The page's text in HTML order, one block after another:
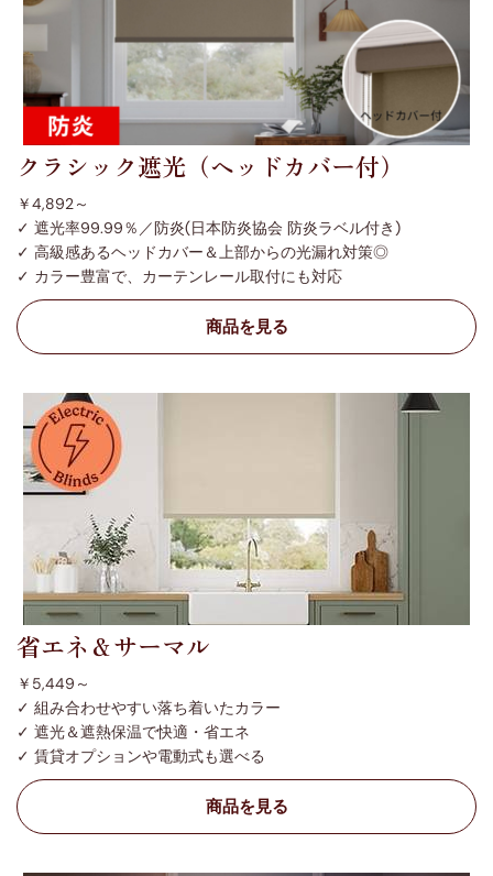
クラシック遮光（ヘッドカバー付）
￥4,892～
✓ 遮光率99.99％／防炎(日本防炎協会 防炎ラベル付き)
✓ 高級感あるヘッドカバー＆上部からの光漏れ対策◎
✓ カラー豊富で、カーテンレール取付にも対応
商品を見る
省エネ＆サーマル
￥5,449～
✓ 組み合わせやすい落ち着いたカラー
✓ 遮光＆遮熱保温で快適・省エネ
✓ 賃貸オプションや電動式も選べる
商品を見る